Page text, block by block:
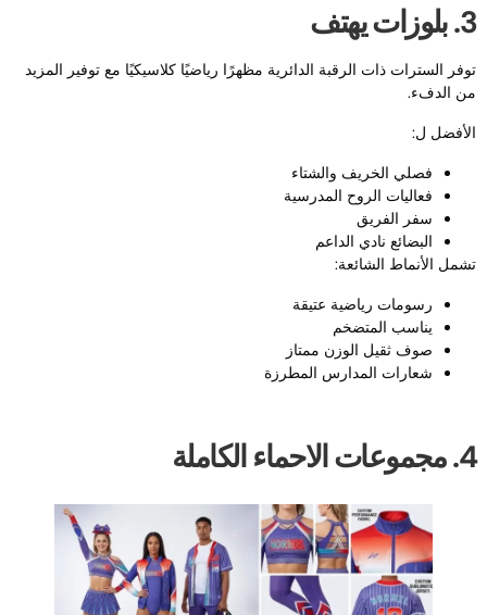
يهتف
السترات ذات الرقبة الدائرية مظهرًا رياضيًا كلاسيكيًا مع توفير المزيد
الدفء.
ل:
فصلي الخريف والشتاء
فعاليات الروح المدرسية
سفر الفريق
البضائع نادي الداعم
الأنماط الشائعة:
رسومات رياضية عتيقة
يناسب المتضخم
صوف ثقيل الوزن ممتاز
شعارات المدارس المطرزة
الكاملة